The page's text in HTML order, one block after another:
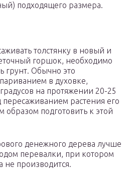
подходящего размера.
толстянку в новый и
горшок, необходимо
грунт. Обычно это
в духовке,
на протяжении 20-25
растения его
подготовить к этой
денежного дерева лучше
перевалки, при котором
не производится.